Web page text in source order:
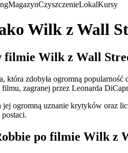
MagazynCzyszczenieLokalKursy
Wilk z Wall
filmie Wilk z Wall
która zdobyła ogromną
filmu, zagranej przez Leonarda
ogromną uznanie krytyków oraz
po filmie Wilk z